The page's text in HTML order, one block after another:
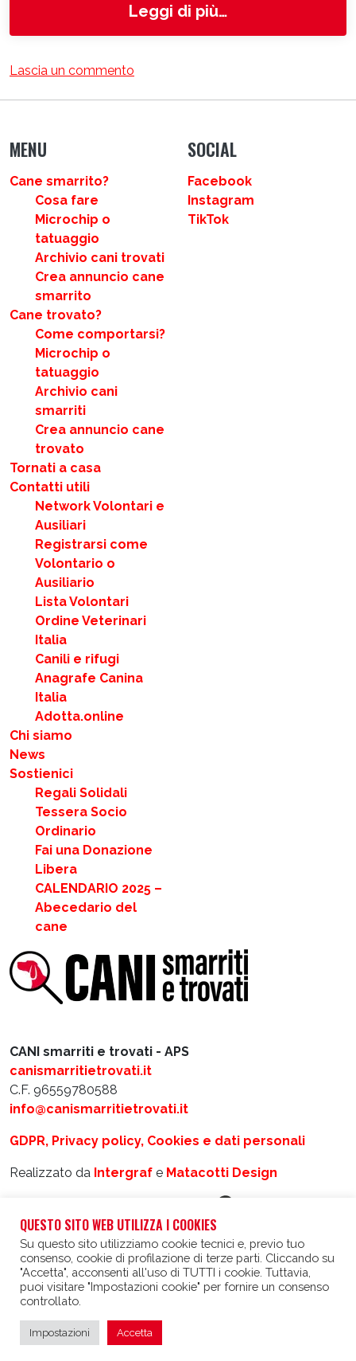
Leggi di più…from Alessia
Lascia un commento
CANI smarriti e trovati - APS
canismarritietrovati.it
C.F. 96559780588
info@canismarritietrovati.it
GDPR, Privacy policy, Cookies e dati personali
Realizzato da Intergraf e Matacotti Design
MENU
Cane smarrito?
Cosa fare
Microchip o
tatuaggio
Archivio cani trovati
Crea annuncio cane
smarrito
Cane trovato?
Come comportarsi?
Microchip o
tatuaggio
Archivio cani
smarriti
Crea annuncio cane
trovato
Tornati a casa
Contatti utili
Network Volontari e
Ausiliari
Registrarsi come
Volontario o
Ausiliario
Lista Volontari
Ordine Veterinari
Italia
Canili e rifugi
Anagrafe Canina
Italia
Adotta.online
Chi siamo
News
Sostienici
Regali Solidali
Tessera Socio
Ordinario
Fai una Donazione
Libera
CALENDARIO 2025 –
Abecedario del
cane
SOCIAL
Facebook
Instagram
TikTok
QUESTO SITO WEB UTILIZZA I COOKIES
Su questo sito utilizziamo cookie tecnici e, previo tuo
consenso, cookie di profilazione di terze parti. Cliccando su
"Accetta", acconsenti all'uso di TUTTI i cookie. Tuttavia,
puoi visitare "Impostazioni cookie" per fornire un consenso
controllato.
Impostazioni Accetta